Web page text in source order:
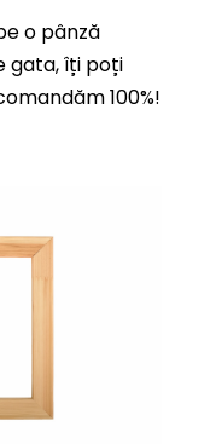
o pânză
gata, îți poți
100%!